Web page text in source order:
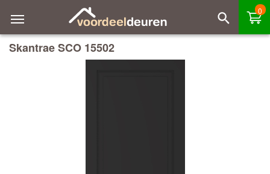
0
Skantrae SCO 15502